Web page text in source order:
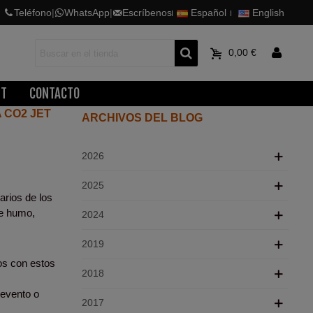
Teléfono| WhatsApp| Escríbenos Español English
0,00 €
CONTACTO
ARCHIVOS DEL BLOG
2026
2025
2024
2019
2018
2017
CO2 JET
de los
humo,
con estos
o